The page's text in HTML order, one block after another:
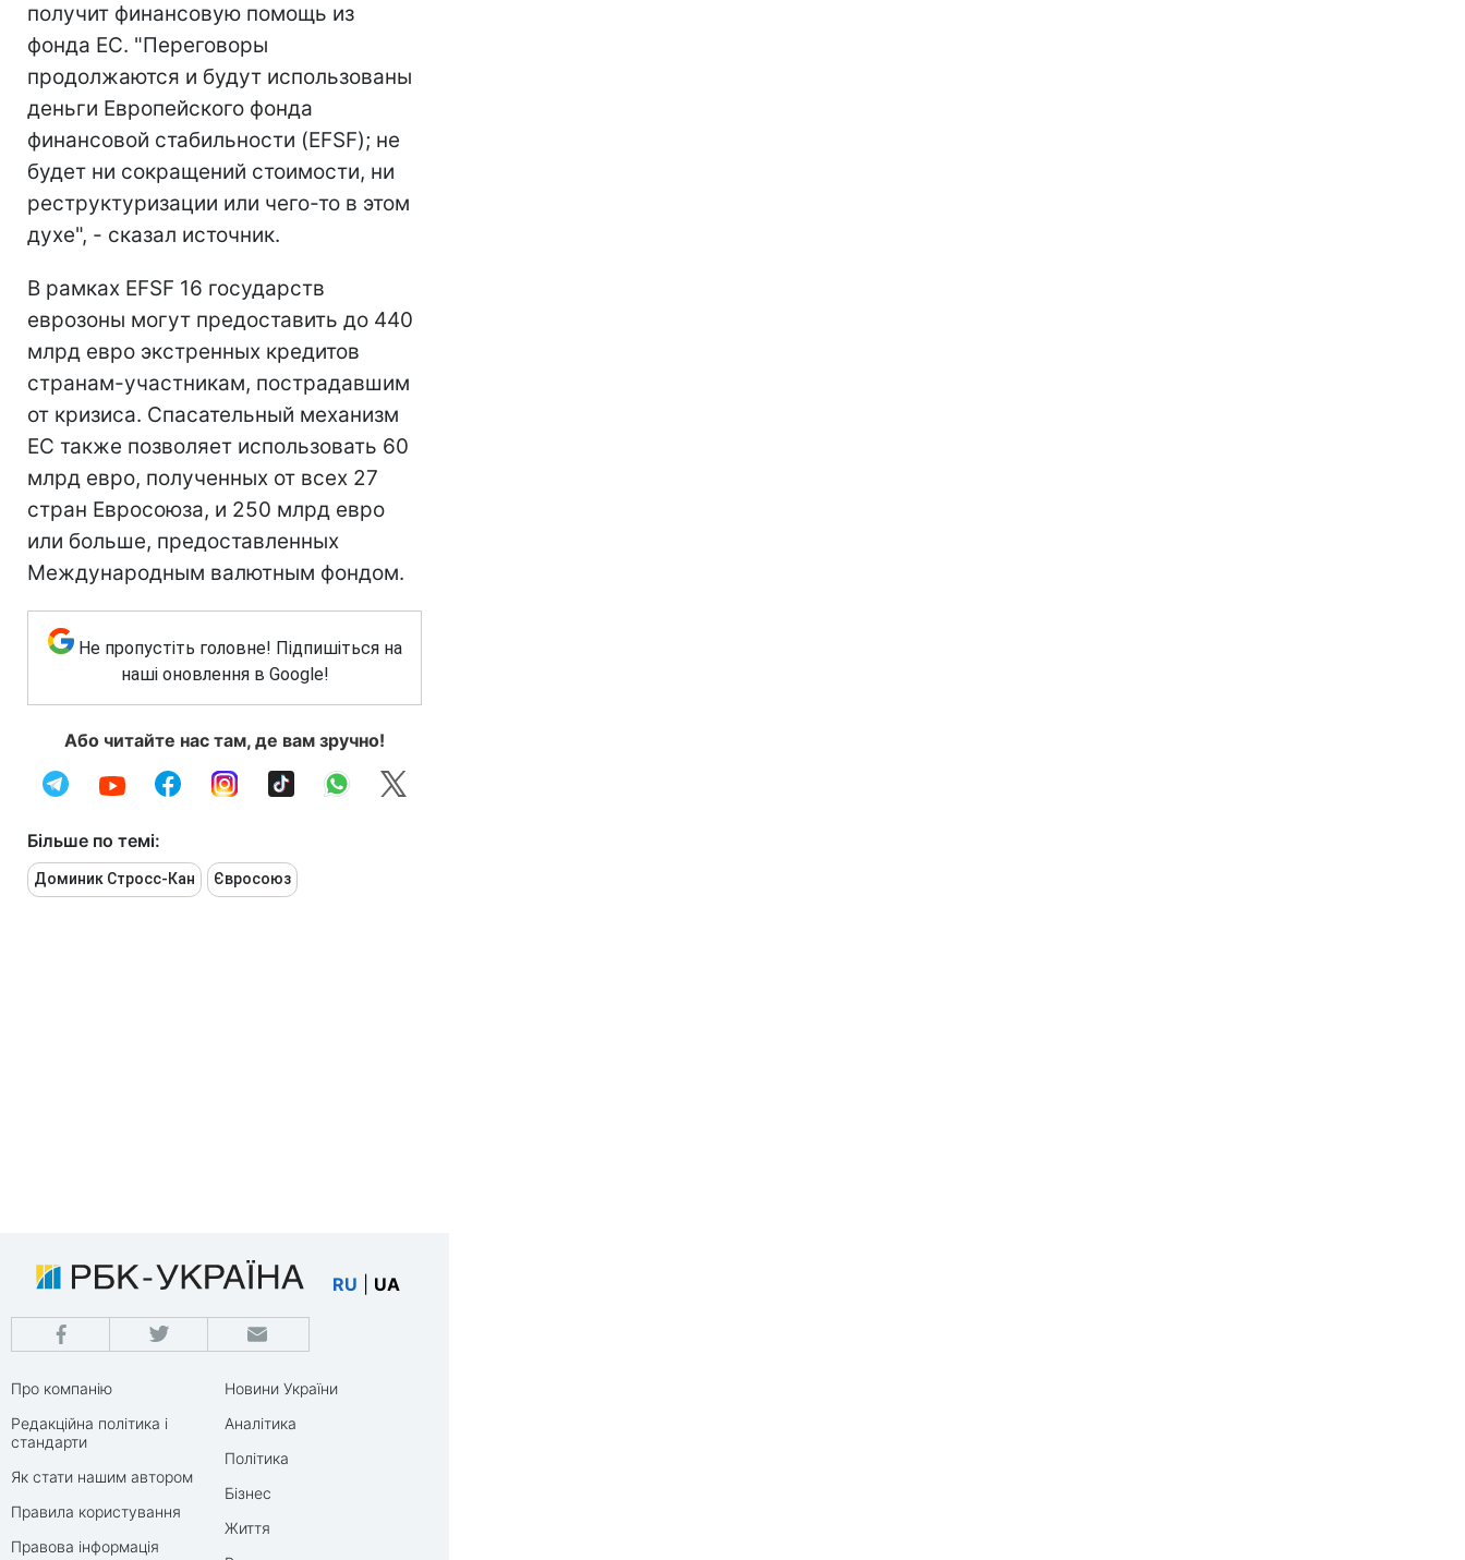
получит финансовую помощь из
фонда ЕС. "Переговоры
продолжаются и будут использованы
деньги Европейского фонда
финансовой стабильности (EFSF); не
будет ни сокращений стоимости, ни
реструктуризации или чего-то в этом
духе", - сказал источник.
В рамках EFSF 16 государств
еврозоны могут предоставить до 440
млрд евро экстренных кредитов
странам-участникам, пострадавшим
от кризиса. Спасательный механизм
ЕС также позволяет использовать 60
млрд евро, полученных от всех 27
стран Евросоюза, и 250 млрд евро
или больше, предоставленных
Международным валютным фондом.
Не пропустіть головне! Підпишіться на
наші оновлення в Google!
Або читайте нас там, де вам зручно!
Більше по темі:
Доминик Стросс-Кан Євросоюз
RU UA
Про компанію
Редакційна політика і
стандарти
Як стати нашим автором
Правила користування
Правова інформація
Новини України
Аналітика
Політика
Бізнес
Життя